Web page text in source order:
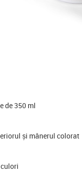
de 350 ml
și mânerul colorat